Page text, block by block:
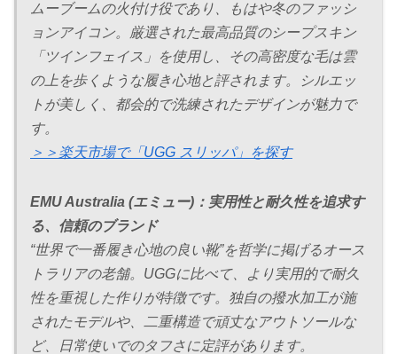
ムーブームの火付け役であり、もはや冬のファッシ
ョンアイコン。厳選された最高品質のシープスキン
「ツインフェイス」を使用し、その高密度な毛は雲
の上を歩くような履き心地と評されます。シルエッ
トが美しく、都会的で洗練されたデザインが魅力で
す。
＞＞楽天市場で「UGG スリッパ」を探す
EMU Australia (エミュー)：実用性と耐久性を追求す
る、信頼のブランド
“世界で一番履き心地の良い靴”を哲学に掲げるオース
トラリアの老舗。UGGに比べて、より実用的で耐久
性を重視した作りが特徴です。独自の撥水加工が施
されたモデルや、二重構造で頑丈なアウトソールな
ど、日常使いでのタフさに定評があります。